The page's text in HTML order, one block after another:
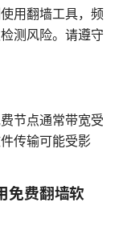
用翻墙工具，频
测风险。请遵守
节点通常带宽受
传输可能受影
免费翻墙软